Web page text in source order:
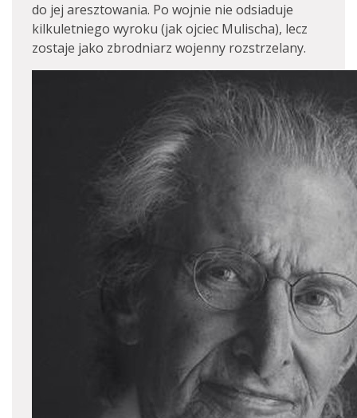
do jej aresztowania. Po wojnie nie odsiaduje
kilkuletniego wyroku (jak ojciec Mulischa), lecz
zostaje jako zbrodniarz wojenny rozstrzelany.